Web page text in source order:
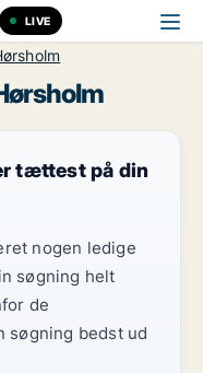
LIVE
tættest på din
nogen ledige
søgning helt
de
søgning bedst ud